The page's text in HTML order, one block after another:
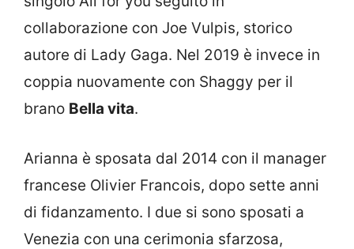
collaborazione con Joe Vulpis, storico
autore di Lady Gaga. Nel 2019 è invece in
coppia nuovamente con Shaggy per il
brano Bella vita.
Arianna è sposata dal 2014 con il manager
francese Olivier Francois, dopo sette anni
di fidanzamento. I due si sono sposati a
Venezia con una cerimonia sfarzosa,